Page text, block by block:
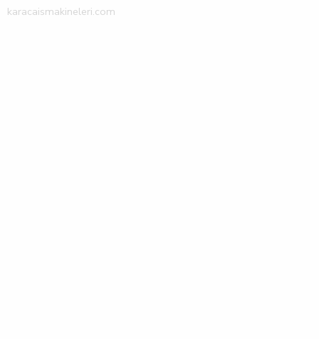
karacaismakineleri.com